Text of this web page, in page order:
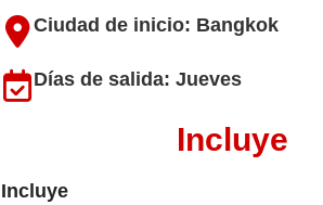
Ciudad de inicio: Bangkok
Días de salida: Jueves
Incluye
Incluye